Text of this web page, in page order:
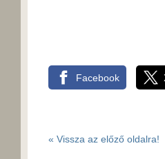
Facebook
« Vissza az előző oldalra!